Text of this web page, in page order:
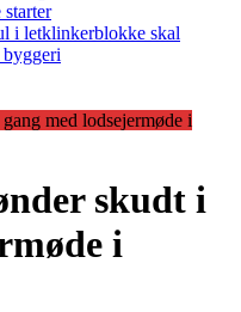
starter
i letklinkerblokke skal
med lodsejermøde i
skudt i
i